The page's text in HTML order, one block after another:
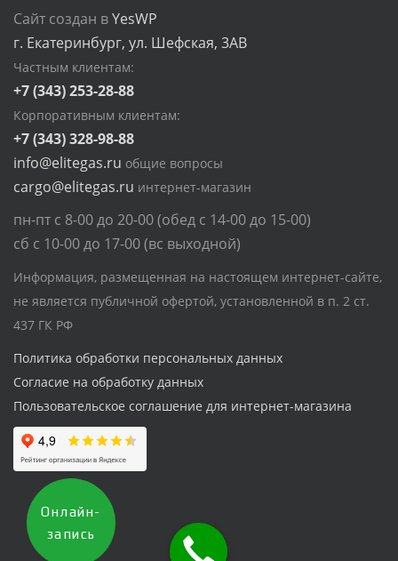
Сайт создан вYesWP
г. Екатеринбург, ул. Шефская, 3АВ
Частным клиентам:
+7 (343) 253-28-88
Корпоративным клиентам:
+7 (343) 328-98-88
info@elitegas.ru общие вопросы
cargo@elitegas.ru интернет-магазин
пн-пт с 8-00 до 20-00 (обед с 14-00 до 15-00)
сб с 10-00 до 17-00 (вс выходной)
Информация, размещенная на настоящем интернет-сайте,
не является публичной офертой, установленной в п. 2 ст.
437 ГК РФ
Политика обработки персональных данных
Согласие на обработку данных
Пользовательское соглашение для интернет-магазина
Онлайн-
запись